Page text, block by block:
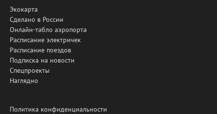
Экокарта
Сделано в России
Онлайн-табло аэропорта
Расписание электричек
Расписание поездов
Подписка на новости
Спецпроекты
Наглядно
Политика конфиденциальности